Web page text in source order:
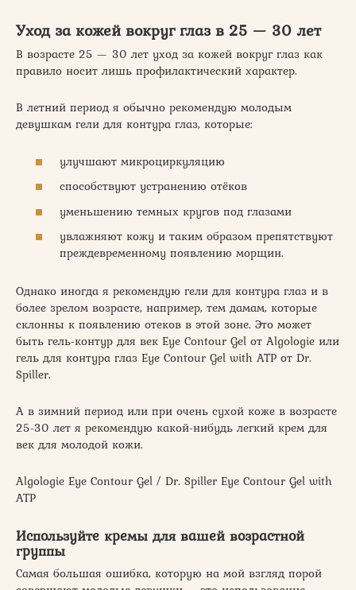
Уход за кожей вокруг глаз в 25 — 30 лет
В возрасте 25 — 30 лет уход за кожей вокруг глаз как
правило носит лишь профилактический характер.
В летний период я обычно рекомендую молодым
девушкам гели для контура глаз, которые:
улучшают микроциркуляцию
способствуют устранению отёков
уменьшению темных кругов под глазами
увлажняют кожу и таким образом препятствуют
преждевременному появлению морщин.
Однако иногда я рекомендую гели для контура глаз и в
более зрелом возрасте, например, тем дамам, которые
склонны к появлению отеков в этой зоне. Это может
быть гель-контур для век Eye Contour Gel от Algologie или
гель для контура глаз Eye Contour Gel with ATP от Dr.
Spiller.
А в зимний период или при очень сухой коже в возрасте
25-30 лет я рекомендую какой-нибудь легкий крем для
век для молодой кожи.
Algologie Eye Contour Gel / Dr. Spiller Eye Contour Gel with
ATP
Используйте кремы для вашей возрастной
группы
Самая большая ошибка, которую на мой взгляд порой